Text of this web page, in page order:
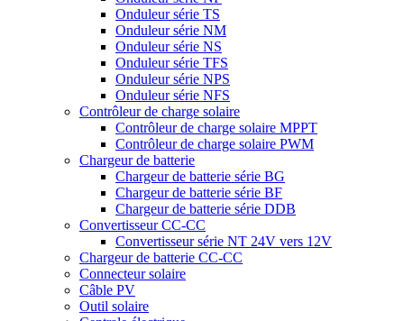
Onduleur série TS
Onduleur série NM
Onduleur série NS
Onduleur série TFS
Onduleur série NPS
Onduleur série NFS
Contrôleur de charge solaire
Contrôleur de charge solaire MPPT
Contrôleur de charge solaire PWM
Chargeur de batterie
Chargeur de batterie série BG
Chargeur de batterie série BF
Chargeur de batterie série DDB
Convertisseur CC-CC
Convertisseur série NT 24V vers 12V
Chargeur de batterie CC-CC
Connecteur solaire
Câble PV
Outil solaire